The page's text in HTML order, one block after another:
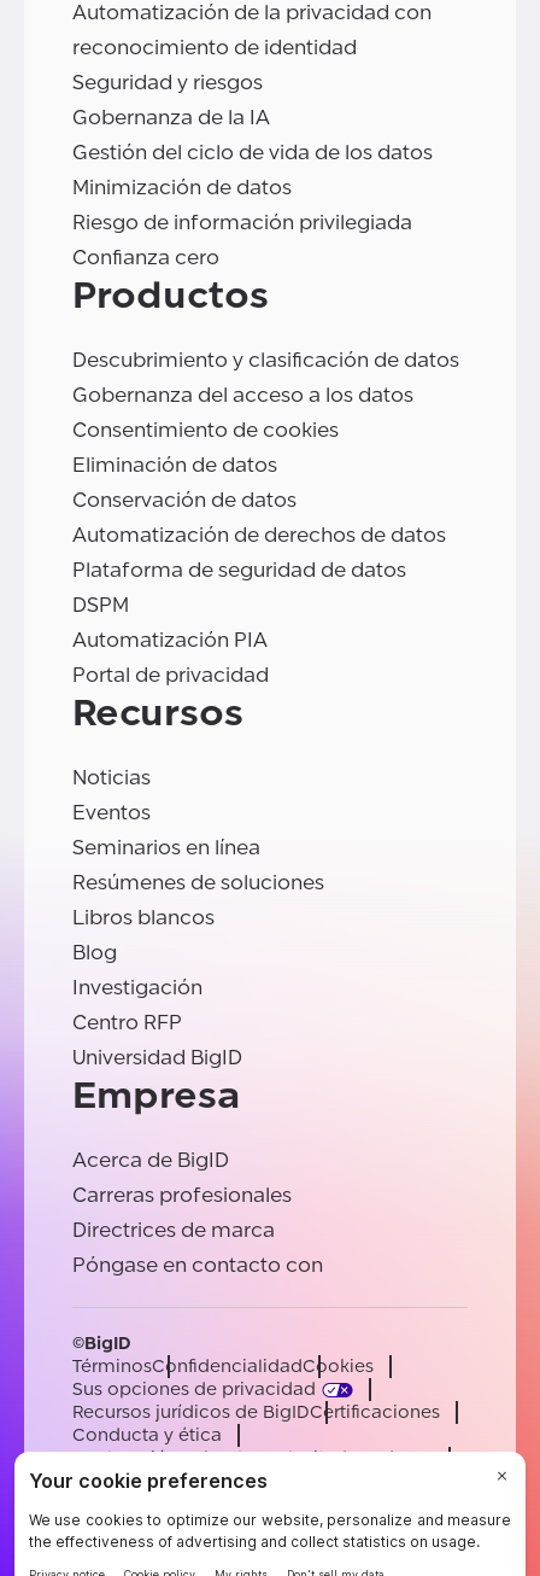
Automatización de la privacidad con
reconocimiento de identidad
Seguridad y riesgos
Gobernanza de la IA
Gestión del ciclo de vida de los datos
Minimización de datos
Riesgo de información privilegiada
Confianza cero
Productos
Descubrimiento y clasificación de datos
Gobernanza del acceso a los datos
Consentimiento de cookies
Eliminación de datos
Conservación de datos
Automatización de derechos de datos
Plataforma de seguridad de datos
DSPM
Automatización PIA
Portal de privacidad
Recursos
Noticias
Eventos
Seminarios en línea
Resúmenes de soluciones
Libros blancos
Blog
Investigación
Centro RFP
Universidad BigID
Empresa
Acerca de BigID
Carreras profesionales
Directrices de marca
Póngase en contacto con
©BigID
TérminosConfidencialidadCookies
Sus opciones de privacidad
Recursos jurídicos de BigIDCertificaciones
Conducta y ética
Declaración sobre la esclavitud moderna
SubprocesadoresAyuda
EnglishGermanFrenchSpanishPortuguese